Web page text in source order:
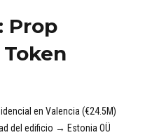
Prop
en Valencia (€24.5M)
del edificio → Estonia OÜ